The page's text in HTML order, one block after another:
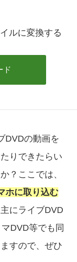
ルに変換する
ド
DVDの動画を
りできたらい
？ここでは、
ホに取り込む
にライブDVD
DVD等でも同
すので、ぜひ